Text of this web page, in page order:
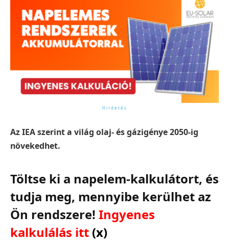
Az IEA szerint a világ olaj- és gázigénye 2050-ig
növekedhet.
Töltse ki a napelem-kalkulátort, és
tudja meg, mennyibe kerülhet az
Ön rendszere! Ingyenes
kalkulálás itt (x)